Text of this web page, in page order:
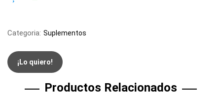
Categoria: Suplementos
¡Lo quiero!
Productos Relacionados